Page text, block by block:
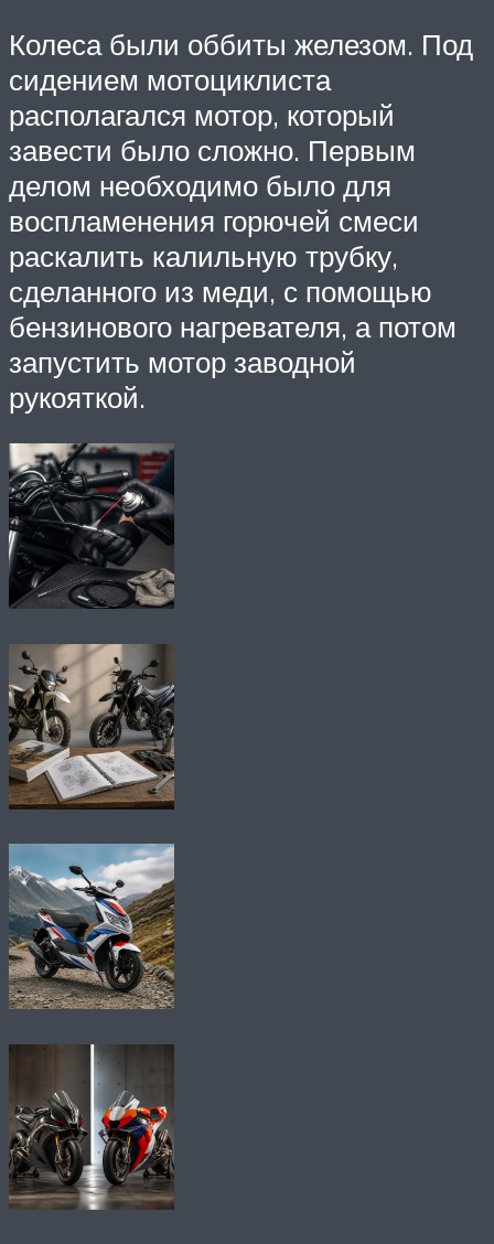
Колеса были оббиты железом. Под
сидением мотоциклиста
располагался мотор, который
завести было сложно. Первым
делом необходимо было для
воспламенения горючей смеси
раскалить калильную трубку,
сделанного из меди, с помощью
бензинового нагревателя, а потом
запустить мотор заводной
рукояткой.